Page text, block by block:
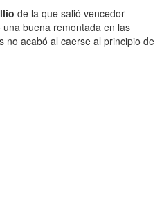
de la que salió vencedor
una buena remontada en las
no acabó al caerse al principio de